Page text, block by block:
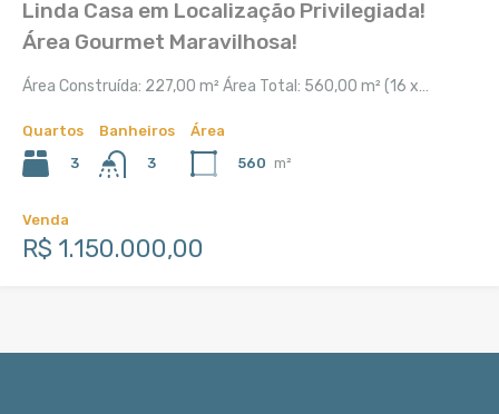
Linda Casa em Localização Privilegiada!
Área Gourmet Maravilhosa!
Área Construída: 227,00 m² Área Total: 560,00 m² (16 x…
Quartos
3
Banheiros
3
Área
560 m²
Venda
R$ 1.150.000,00